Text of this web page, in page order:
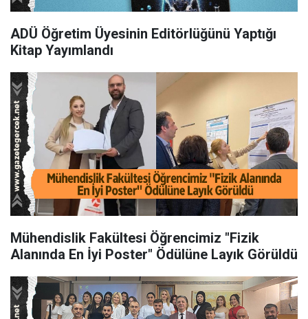
ADÜ Öğretim Üyesinin Editörlüğünü Yaptığı
Kitap Yayımlandı
Mühendislik Fakültesi Öğrencimiz "Fizik
Alanında En İyi Poster" Ödülüne Layık Görüldü